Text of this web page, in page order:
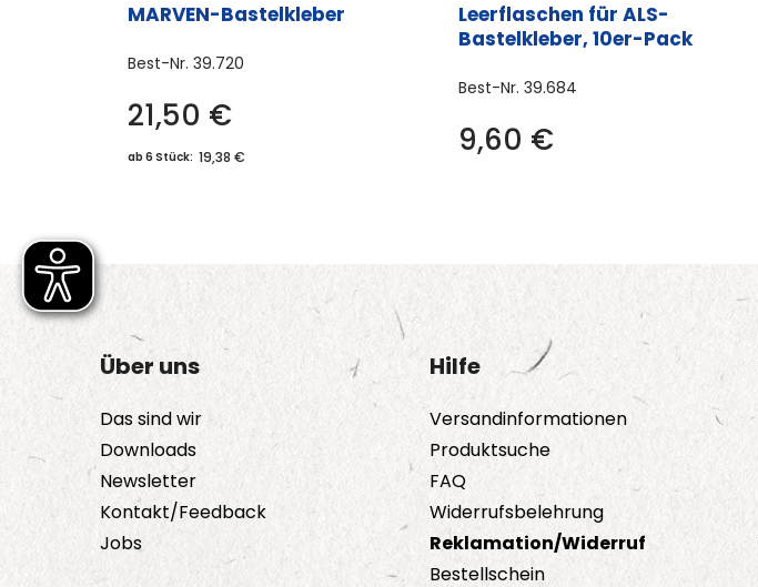
MARVEN-Bastelkleber
Best-Nr. 39.720
21,50 €
ab 6 Stück: 19,38 €
Leerflaschen für ALS-
Bastelkleber, 10er-Pack
Best-Nr.39.684
9,60 €
Über uns
Das sind wir
Downloads
Newsletter
Kontakt/Feedback
Jobs
Hilfe
Versandinformationen
Produktsuche
FAQ
Widerrufsbelehrung
Reklamation/Widerruf
Bestellschein